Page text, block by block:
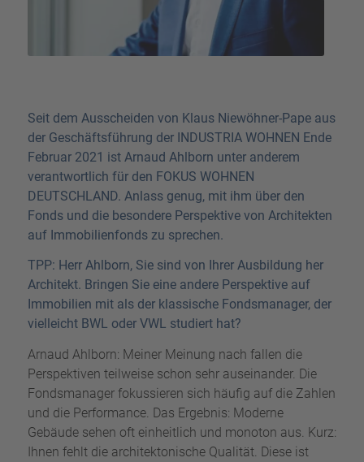
Seit dem Ausscheiden von Klaus Niewöhner-Pape aus
der Geschäftsführung der INDUSTRIA WOHNEN Ende
Februar 2021 ist Arnaud Ahlborn unter anderem
verantwortlich für den FOKUS WOHNEN
DEUTSCHLAND. Anlass genug, mit ihm über den
Fonds und die besondere Perspektive von Architekten
auf Immobilienfonds zu sprechen.
TPP: Herr Ahlborn, Sie sind von Ihrer Ausbildung her
Architekt. Bringen Sie eine andere Perspektive auf
Immobilien mit als der klassische Fondsmanager, der
vielleicht BWL oder VWL studiert hat?
Arnaud Ahlborn: Meiner Meinung nach fallen die
Perspektiven teilweise schon sehr auseinander. Die
Fondsmanager fokussieren sich häufig auf die Zahlen
und die Performance. Das Ergebnis: Moderne
Gebäude sehen oft einheitlich und monoton aus. Kurz:
Ihnen fehlt die architektonische Qualität. Diese ist